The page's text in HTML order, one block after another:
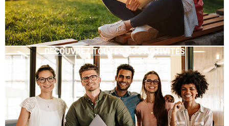
DÉCOUVREZ TOUTES NOS ACTIVITÉS